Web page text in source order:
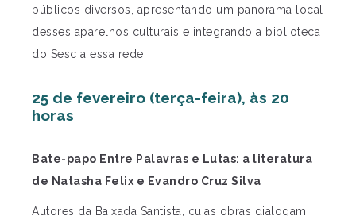
públicos diversos, apresentando um panorama local
desses aparelhos culturais e integrando a biblioteca
do Sesc a essa rede.
25 de fevereiro (terça-feira), às 20
horas
Bate-papo Entre Palavras e Lutas: a literatura
de Natasha Felix e Evandro Cruz Silva
Autores da Baixada Santista, cujas obras dialogam